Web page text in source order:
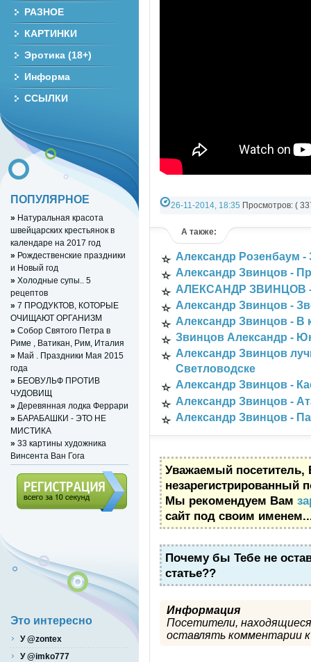
26-11-2014, 18:35 Просмотров: (
А также:
Александр Розенбаум -
Александр Звинцов -
АЛЕКСАНДР ЗВИНЦОВ
Александр Звинцов -
Александр Звинцов - В
Звинцов Александр -
Александр Звинцов
Светловодске
Александр Звинцов -
Александр Звинцов -
Александр Звинцов -
Уважаемый посетитель,
незарегистрированный
Мы рекомендуем Вам
сайт под своим
Почему бы Тебе не
статье??
Информация
Посетители,
оставлять комментарии к
РАЗНОЕ
КАРТИНКИ
Эротика (18+)
Информа
ССЫЛКИ
ПОПУЛЯРНОЕ
» Натуральная красота
швейцарских крестьянок в
календаре на 2017 год
» Рождественские праздники
и Новый год
» Холодные супы.. 5
рецептов
» 7 ПРОДУКТОВ, КОТОРЫЕ
ОЧИЩАЮТ ОРГАНИЗМ
» Собор Святого Петра в
Риме , Ватикан, Рим, Италия
» Май . Праздники Мая 2015
года
» БЕОВУЛЬФ ПРОТИВ
ЧУДОВИЩ
» Деревянная лодка Феррари
» БАРАБАШКИ - ЭТО НЕ
МИСТИКА
» 33 картины художника
Винсента Ван Гога
Это интересно
У @zontex
У @imko777